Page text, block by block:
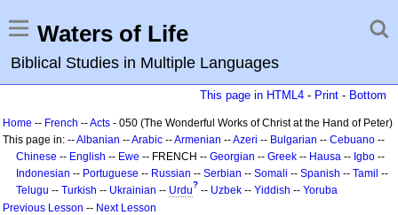
Waters of Life
Biblical Studies in Multiple Languages
This page in HTML4 - Print - Bottom
Home -- French --Acts - 050 (The Wonderful Works of Christ at the Hand of Peter)
This page in: --Albanian --Arabic --Armenian --Azeri -- Bulgarian -- Cebuano --
Chinese -- English -- Ewe -- FRENCH -- Georgian -- Greek -- Hausa -- Igbo --
Indonesian -- Portuguese -- Russian -- Serbian -- Somali -- Spanish -- Tamil --
Telugu -- Turkish -- Ukrainian -- Urdu? -- Uzbek -- Yiddish -- Yoruba
Previous Lesson -- Next Lesson